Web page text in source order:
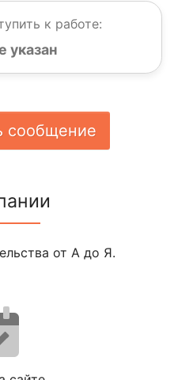
к работе:
указан
сообщение
от А до Я.